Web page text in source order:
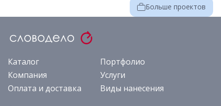
Больше проектов
Каталог
Портфолио
Компания
Услуги
Оплата и доставка
Виды нанесения